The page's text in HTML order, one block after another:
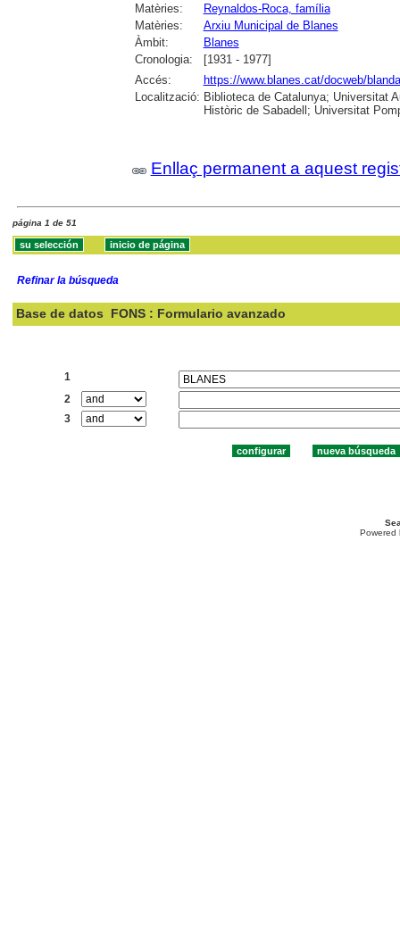
Matèries:
Reynaldos-Roca, família
Matèries:
Arxiu Municipal de Blanes
Àmbit:
Blanes
Cronologia:
[1931 - 1977]
Accés:
https://www.blanes.cat/docweb/
Localització: Biblioteca de Catalunya; Universitat
Històric de Sabadell; Universitat
Enllaç permanent a aquest
página 1 de 51
Refinar la búsqueda
Base de datos FONS : Formulario avanzado
1
2
3